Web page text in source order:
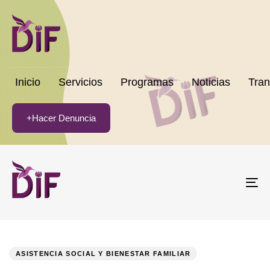
Inicio Servicios Programas Noticias
+Hacer Denuncia
ASISTENCIA SOCIAL Y BIENESTAR FAMILIAR